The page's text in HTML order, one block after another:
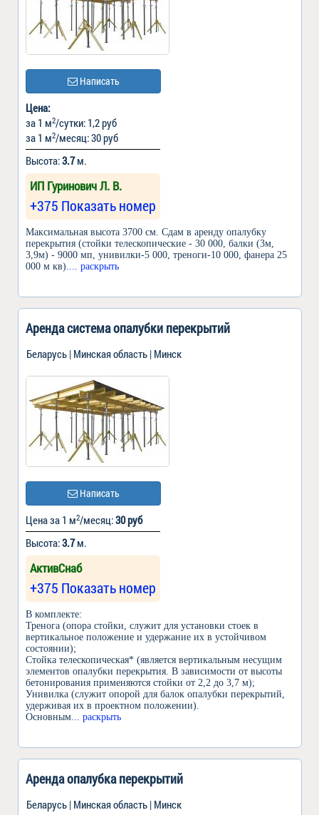
Написать
Цена:
за 1 м2/сутки: 1,2 руб
за 1 м2/месяц: 30 руб
Высота:3.7м.
ИП Гуринович Л. В.
+375 Показать номер
Максимальная высота 3700 см. Сдам в аренду опалубку
перекрытия (стойки телескопические - 30 000, балки (3м,
3,9м) - 9000 мп, унивилки-5 000, треноги-10 000, фанера 25
000 м кв).... раскрыть
Аренда система опалубки перекрытий
Беларусь | Минская область | Минск
Написать
Цена за 1 м2/месяц:30 руб
Высота:3.7м.
АктивСнаб
+375 Показать номер
В комплекте:
Тренога (опора стойки, служит для установки стоек в
вертикальное положение и удержание их в устойчивом
состоянии);
Стойка телескопическая* (является вертикальным несущим
элементов опалубки перекрытия. В зависимости от высоты
бетонирования применяются стойки от 2,2 до 3,7 м);
Унивилка (служит опорой для балок опалубки перекрытий,
удерживая их в проектном положении).
Основным... раскрыть
Аренда опалубка перекрытий
Беларусь | Минская область | Минск